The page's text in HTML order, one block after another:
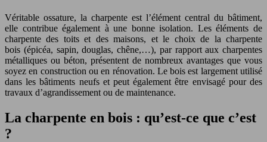
Véritable ossature, la charpente est l’élément central du bâtiment,
elle contribue également à une bonne isolation. Les éléments de
charpente des toits et des maisons, et le choix de la charpente
bois (épicéa, sapin, douglas, chêne,…), par rapport aux charpentes
métalliques ou béton, présentent de nombreux avantages que vous
soyez en construction ou en rénovation. Le bois est largement utilisé
dans les bâtiments neufs et peut également être envisagé pour des
travaux d’agrandissement ou de maintenance.
La charpente en bois : qu’est-ce que c’est
?